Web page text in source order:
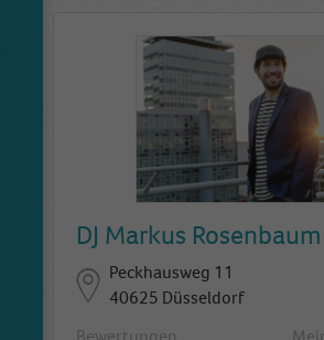
DJ Markus Rosenbaum
Peckhausweg 11
40625 Düsseldorf